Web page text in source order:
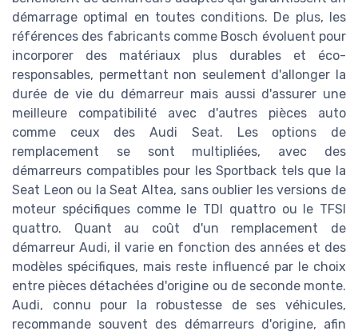
démarrage optimal en toutes conditions. De plus, les
références des fabricants comme Bosch évoluent pour
incorporer des matériaux plus durables et éco-
responsables, permettant non seulement d'allonger la
durée de vie du démarreur mais aussi d'assurer une
meilleure compatibilité avec d'autres pièces auto
comme ceux des Audi Seat. Les options de
remplacement se sont multipliées, avec des
démarreurs compatibles pour les Sportback tels que la
Seat Leon ou la Seat Altea, sans oublier les versions de
moteur spécifiques comme le TDI quattro ou le TFSI
quattro. Quant au coût d'un remplacement de
démarreur Audi, il varie en fonction des années et des
modèles spécifiques, mais reste influencé par le choix
entre pièces détachées d'origine ou de seconde monte.
Audi, connu pour la robustesse de ses véhicules,
recommande souvent des démarreurs d'origine, afin